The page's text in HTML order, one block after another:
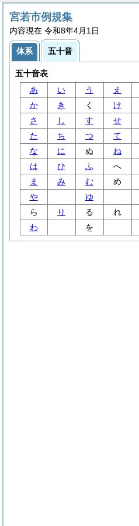
宮若市例規集
内容現在 令和8年4月1日
体系 五十音
五十音表
あ
い う え
か
き く け
さ
し す せ
た
ち つ て
な
に ぬ ね
は
ひ ふ へ
ま
み む め
や
ゆ
ら
り る れ
わ
を